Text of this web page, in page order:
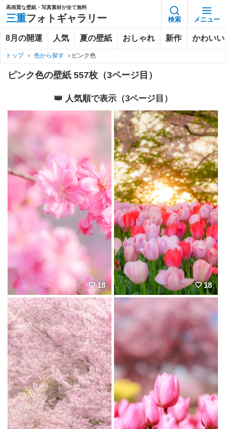
高画質な壁紙・写真素材が全て無料
三重フォトギャラリー 検索 メニュー
8月の開運 人気 夏の壁紙 おしゃれ 新作 かわいい
トップ › 色から探す › ピンク色
ピンク色の壁紙 557枚（3ページ目）
👑 人気順で表示（3ページ目）
18 18